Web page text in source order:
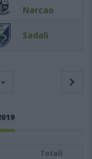
Narcao
Sadali
Totali